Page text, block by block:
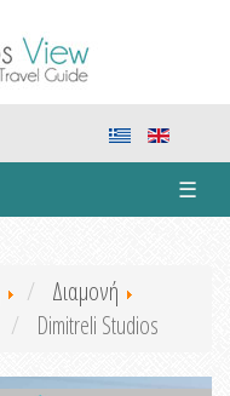
☰
Διαμονή
Dimitreli Studios